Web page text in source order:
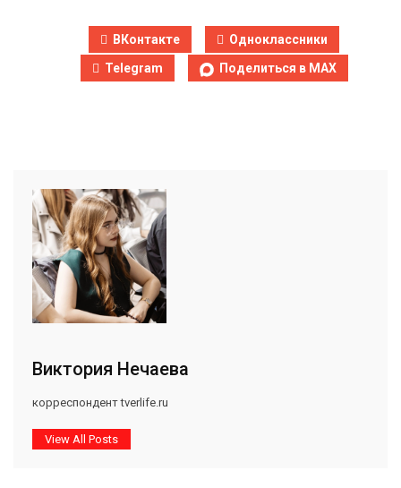
ВКонтакте
Одноклассники
Telegram
Поделиться в MAX
Виктория Нечаева
корреспондент tverlife.ru
View All Posts